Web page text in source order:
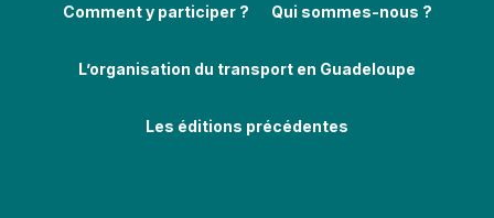
Comment y participer ? Qui sommes-nous ?
L’organisation du transport en Guadeloupe
Les éditions précédentes